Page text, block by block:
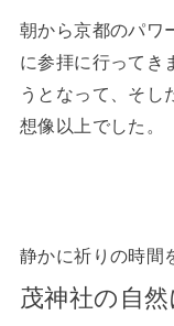
朝から京都のパワ
に参拝に行って
うとなって、そし
想像以上でした。
静かに祈りの時間
茂神社の自然